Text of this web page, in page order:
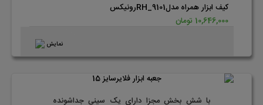
کیف ابزار همراه مدلRH_9101رونیکس
10,646,000 تومان
نمایش
با شش بخش مجزا دارای یک سینی جدا‌شونده